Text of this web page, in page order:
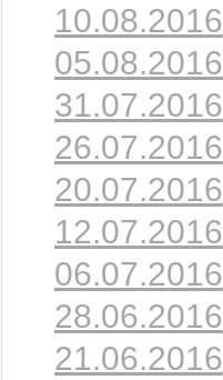
10.08.2016
05.08.2016
31.07.2016
26.07.2016
20.07.2016
12.07.2016
06.07.2016
28.06.2016
21.06.2016